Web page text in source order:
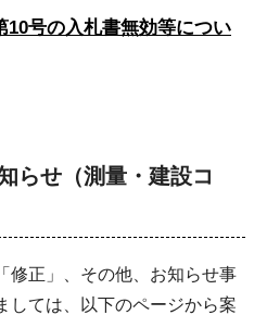
10号の入札書無効等につい
らせ（測量・建設コ
修正」、その他、お知らせ事
しては、以下のページから案